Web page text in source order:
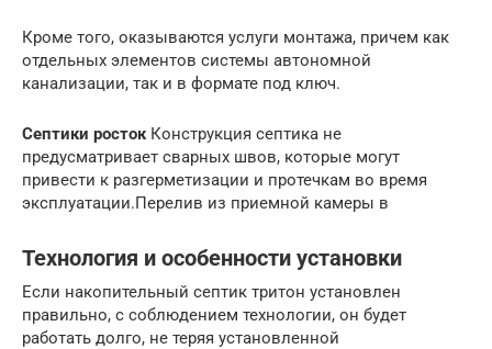
Кроме того, оказываются услуги монтажа, причем как
отдельных элементов системы автономной
канализации, так и в формате под ключ.
Септики ростокКонструкция септика не
предусматривает сварных швов, которые могут
привести к разгерметизации и протечкам во время
эксплуатации.Перелив из приемной камеры в
Технология и особенности установки
Если накопительный септик тритон установлен
правильно, с соблюдением технологии, он будет
работать долго, не теряя установленной